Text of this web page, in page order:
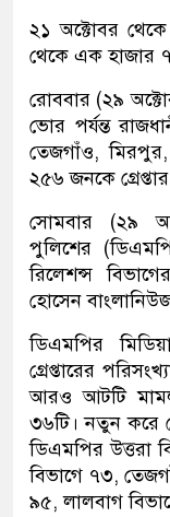
২১ অক্টোবর
থেকে এক হাজার
রোববার (২৯
ভোর পর্যন্ত
তেজগাঁও,
২৫৬ জনকে
সোমবার (২৯
পুলিশের
রিলেশন্স
হোসেন
ডিএমপির
গ্রেপ্তারের
আরও আটটি
৩৬টি। নতুন করে
ডিএমপির উত্তরা
বিভাগে ৭৩,
৯৫, লালবাগ